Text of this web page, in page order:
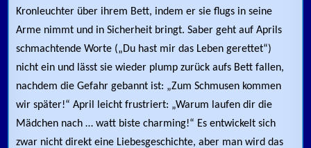
Kronleuchter über ihrem Bett, indem er sie flugs in seine
Arme nimmt und in Sicherheit bringt. Saber geht auf Aprils
schmachtende Worte („Du hast mir das Leben gerettet“)
nicht ein und lässt sie wieder plump zurück aufs Bett fallen,
nachdem die Gefahr gebannt ist: „Zum Schmusen kommen
wir später!“ April leicht frustriert: „Warum laufen dir die
Mädchen nach … watt biste charming!“ Es entwickelt sich
zwar nicht direkt eine Liebesgeschichte, aber man wird das